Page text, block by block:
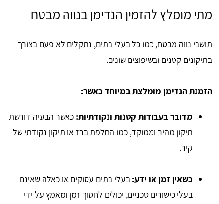
מתי מומלץ להזמין הנדימן בנווה מבטח
תושבי נווה מבטח, כמו כל בעלי בתים, נתקלים לא פעם בצורך
בתיקונים קטנים ובשיפוצים שונים.
הזמנת הנדימן מומלצת במיוחד כאשר:
מדובר בעבודות קטנות ונקודתיות: כאשר הבעיה דורשת
תיקון מהיר וממוקד, כמו החלפת ברז או תיקון נקודתי של
קיר.
כשאין זמן או ידע: בעלי בתים עסוקים או כאלה שאינם
בעלי כישורים טכניים, יכולים לחסוך זמן ומאמץ על ידי